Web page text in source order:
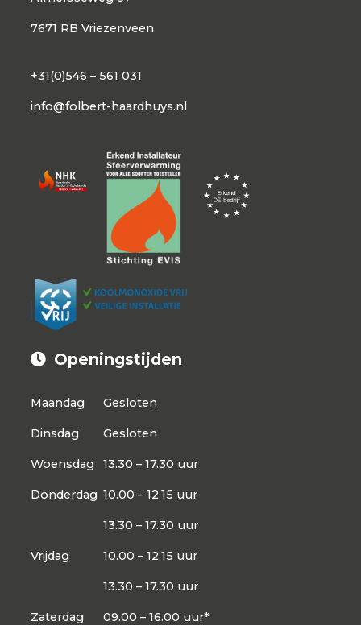
7671 RB Vriezenveen
+31(0)546 – 561 031
info@folbert-haardhuys.nl
Openingstijden
Maandag Gesloten
Dinsdag Gesloten
Woensdag 13.30 – 17.30 uur
Donderdag 10.00 – 12.15 uur
13.30 – 17.30 uur
Vrijdag 10.00 – 12.15 uur
13.30 – 17.30 uur
Zaterdag 09.00 – 16.00 uur*